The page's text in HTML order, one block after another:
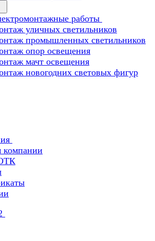
работы
уличных светильников
промышленных светильников
опор освещения
мачт освещения
новогодних световых фигур
компании